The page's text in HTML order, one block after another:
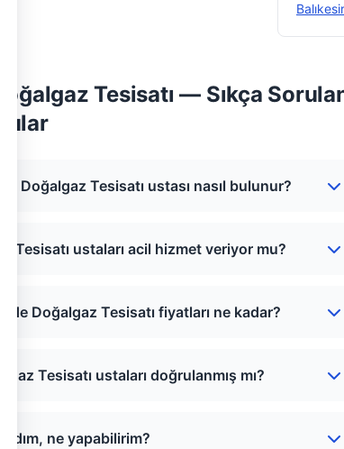
Balıkesir
Tesisatı — Sıkça
Doğalgaz Tesisatı ustası nasıl bulunur?
Tesisatı ustaları acil hizmet veriyor mu?
Doğalgaz Tesisatı fiyatları ne kadar?
Tesisatı ustaları doğrulanmış mı?
ne yapabilirim?